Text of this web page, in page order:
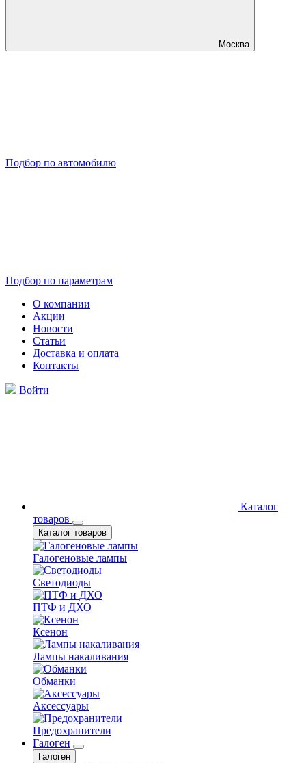
Москва
Подбор по автомобилю
Подбор по параметрам
О компании
Акции
Новости
Статьи
Доставка и оплата
Контакты
Войти
Каталог
товаров
Каталог товаров
Галогеновые лампы
Светодиоды
ПТФ и ДХО
Ксенон
Лампы накаливания
Обманки
Аксессуары
Предохранители
Галоген
Галоген